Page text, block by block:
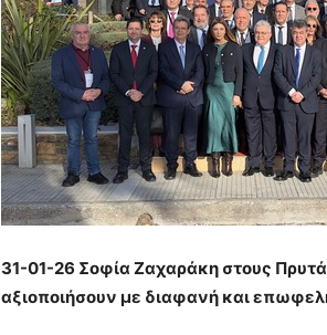
31-01-26 Σοφία Ζαχαράκη στους
αξιοποιήσουν με διαφανή και